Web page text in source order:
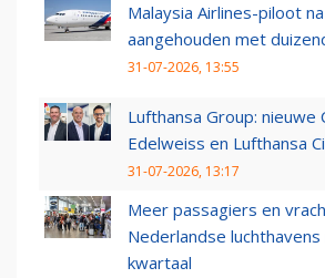
Malaysia Airlines-piloot
aangehouden met
31-07-2026, 13:55
Lufthansa Group: nieuwe
Edelweiss en Lufthansa
31-07-2026, 13:17
Meer passagiers en
Nederlandse
kwartaal